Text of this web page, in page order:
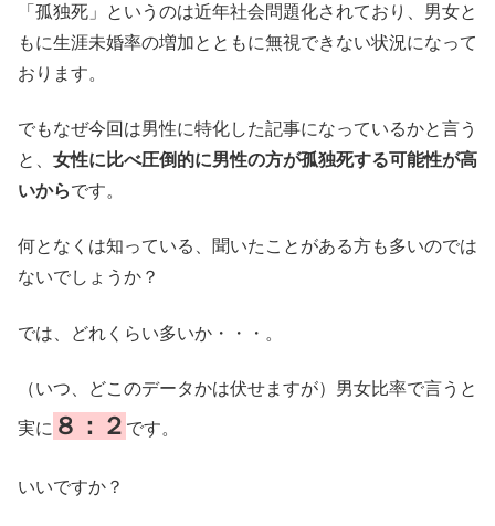
「孤独死」というのは近年社会問題化されており、男女と
もに生涯未婚率の増加とともに無視できない状況になって
おります。
でもなぜ今回は男性に特化した記事になっているかと言う
と、 女性に比べ圧倒的に男性の方が孤独死する可能性が高
いからです。
何となくは知っている、聞いたことがある方も多いのでは
ないでしょうか？
では、どれくらい多いか・・・。
（いつ、どこのデータかは伏せますが）男女比率で言うと
実に ８：２ です。
いいですか？